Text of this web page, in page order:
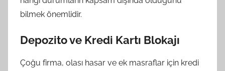
bilmek önemlidir.
Depozito ve Kredi Kartı Blokajı
Çoğu firma, olası hasar ve ek masraflar için kredi